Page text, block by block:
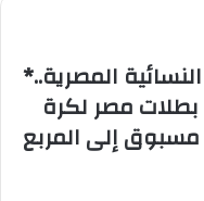
المصرية..*
بطلات مصر لكرة
مسبوق إلى المربع